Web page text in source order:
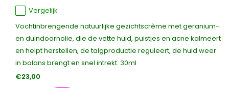
Vergelijk
Vochtinbrengende natuurlijke gezichtscrème met geranium-
en duindoornolie, die de vette huid, puistjes en acne kalmeert
en helpt herstellen, de talgproductie reguleert, de huid weer
in balans brengt en snel intrekt. 30ml
€23,00